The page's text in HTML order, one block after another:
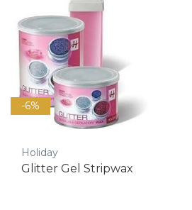
-6%
Holiday
Glitter Gel Stripwax